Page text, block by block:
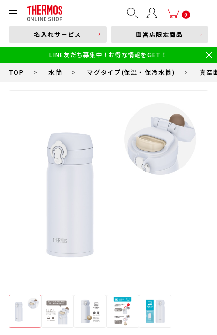
0
部品購入はこちら
本体品番やキーワードを入力
食洗機対応 新製品
幼児・園児向け水筒
小学生 低・中学年向け水筒
小学生 中・高学年向け水筒
名入れサービス 直営店限定商品
LINE友だち募集中！お得な情報をGET！
TOP > 水筒 > マグタイプ(保温・保冷水筒) > 真空